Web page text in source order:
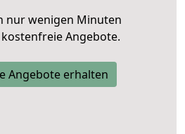
nur wenigen Minuten
Angebote.
Angebote erhalten